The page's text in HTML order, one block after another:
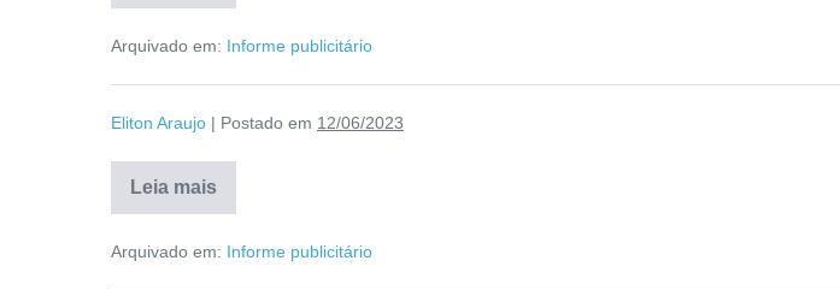
Arquivado em: Informe publicitário
Eliton Araujo | Postado em 12/06/2023
Leia mais
Arquivado em: Informe publicitário